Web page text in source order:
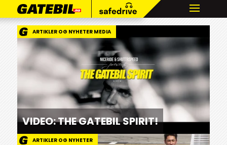
ARTIKLER OG NYHETER MEDIA
VIDEO: THE GATEBIL SPIRIT!
ARTIKLER OG NYHETER